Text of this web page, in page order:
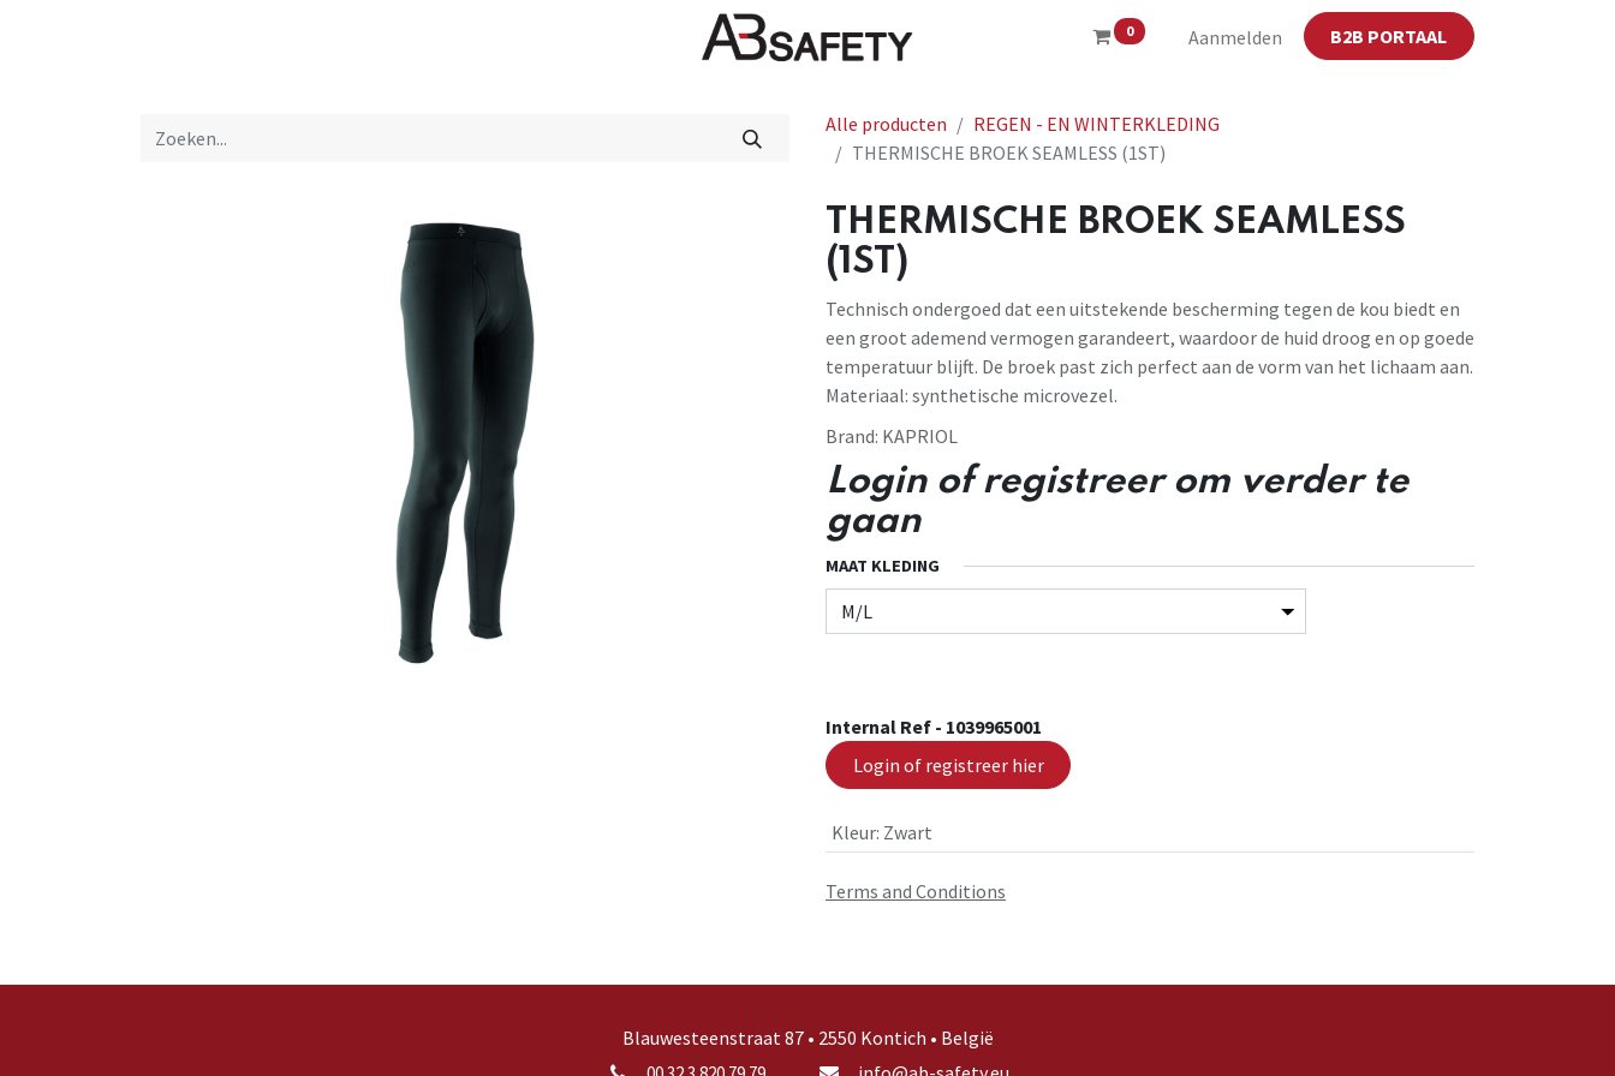
0 Aanmelden B2B PORTAAL
Winkel CE
Alle producten
REGEN - EN WINTERKLEDING
THERMISCHE BROEK SEAMLESS (1ST)
THERMISCHE BROEK SEAMLESS
(1ST)
Technisch ondergoed dat een uitstekende bescherming tegen de kou biedt en
een groot ademend vermogen garandeert, waardoor de huid droog en op goede
temperatuur blijft. De broek past zich perfect aan de vorm van het lichaam aan.
Materiaal: synthetische microvezel.
Brand: KAPRIOL
Login of registreer om verder te
gaan
MAAT KLEDING
Internal Ref - 1039965001
Login of registreer hier
Kleur: Zwart
Terms and Conditions
Blauwesteenstraat 87 • 2550 Kontich • België